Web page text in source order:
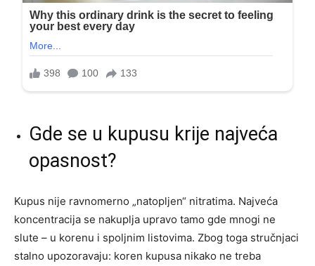
Gde se u kupusu krije najveća
opasnost?
Kupus nije ravnomerno „natopljen“ nitratima. Najveća
koncentracija se nakuplja upravo tamo gde mnogi ne
slute – u korenu i spoljnim listovima. Zbog toga stručnjaci
stalno upozoravaju: koren kupusa nikako ne treba